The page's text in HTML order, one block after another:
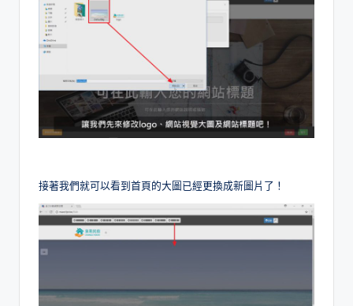
接著我們就可以看到首頁的大圖已經更換成新圖片了！